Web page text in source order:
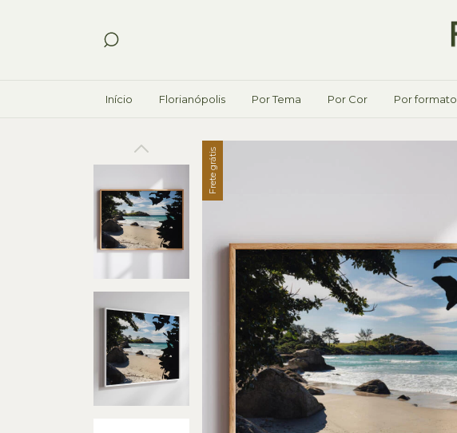
Início Florianópolis Por Tema Por Cor Por formato
Frete grátis